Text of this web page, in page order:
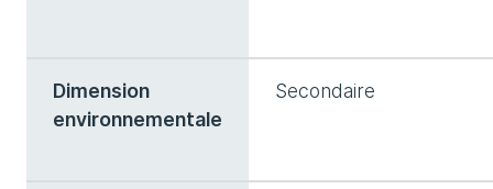
Dimension
environnementale
Secondaire